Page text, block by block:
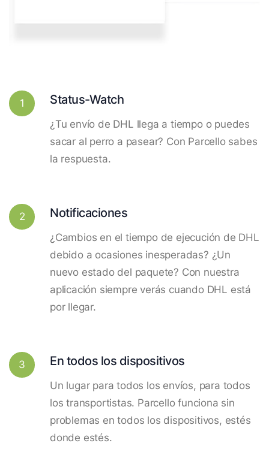
1 Status-Watch
¿Tu envío de DHL llega a tiempo o puedes
sacar al perro a pasear? Con Parcello sabes
la respuesta.
2 Notificaciones
¿Cambios en el tiempo de ejecución de DHL
debido a ocasiones inesperadas? ¿Un
nuevo estado del paquete? Con nuestra
aplicación siempre verás cuando DHL está
por llegar.
3 En todos los dispositivos
Un lugar para todos los envíos, para todos
los transportistas. Parcello funciona sin
problemas en todos los dispositivos, estés
donde estés.